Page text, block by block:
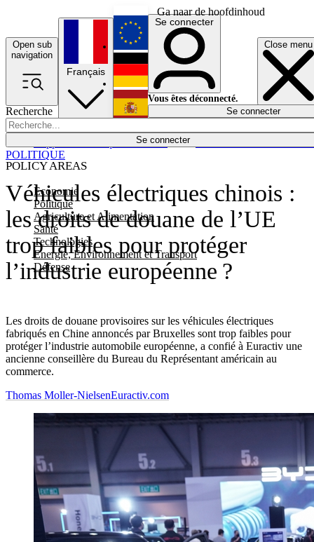
Ga naar de hoofdinhoud
Open sub
navigation
Close menu
Recherche
Se connecter
POLICY AREAS
Economie
Politique
Agriculture et Alimentation
Santé
Technologies
Energie, Environnement et Transport
Défense
Économie
Français
English
Deutsch
Español
Se connecter
Vous êtes déconnecté.
Se connecter
Véhicules électriques chinois :
les droits de douane de l’UE
trop faibles pour protéger
l’industrie européenne ?
Les droits de douane provisoires sur les véhicules électriques
fabriqués en Chine annoncés par Bruxelles sont trop faibles pour
protéger l’industrie automobile européenne, a confié à Euractiv une
ancienne conseillère du Bureau du Représentant américain au
commerce.
POLITIQUE
Thomas Moller-NielsenEuractiv.com